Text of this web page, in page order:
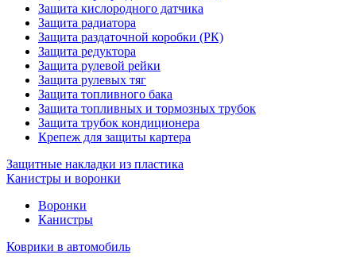
Защита кислородного датчика
Защита радиатора
Защита раздаточной коробки (РК)
Защита редуктора
Защита рулевой рейки
Защита рулевых тяг
Защита топливного бака
Защита топливных и тормозных трубок
Защита трубок кондиционера
Крепеж для защиты картера
Защитные накладки из пластика
Канистры и воронки
Воронки
Канистры
Коврики в автомобиль